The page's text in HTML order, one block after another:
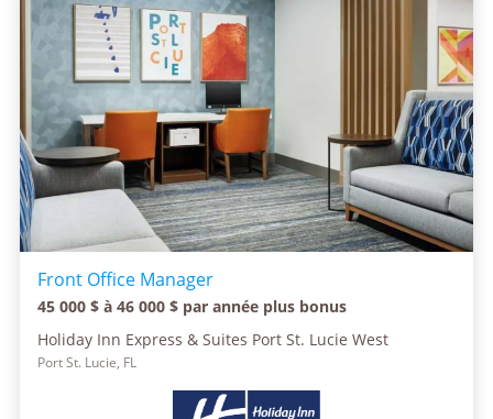
Front Office Manager
45 000 $ à 46 000 $ par année plus bonus
Holiday Inn Express & Suites Port St. Lucie West
Port St. Lucie, FL